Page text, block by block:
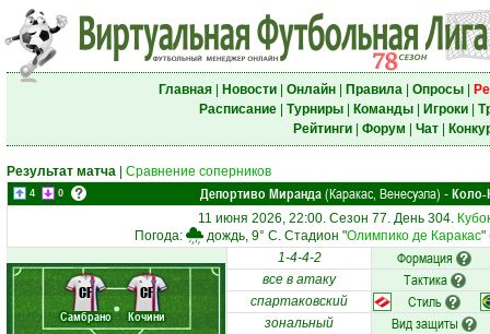
Главная| Новости| Онлайн| Правила| Опросы|
Расписание| Турниры| Команды| Игроки|
Рейтинги| Форум Чат|
Результат матча Сравнение соперников
4 0 Депортиво Миранда(Каракас, Венесуэла) -
11 июня 2026, 22:00. Сезон 77. День 304.
Погода:
дождь, 9° C. Стадион "Олимпико де Каракас"
Самбрано Кочини
CF CF
1-4-4-2 Формация
все в атаку Тактика
спартаковский Стиль
зональный Вид защиты